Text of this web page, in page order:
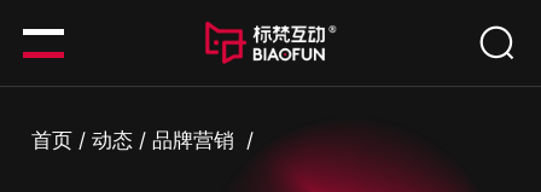
首页 /动态 /品牌营销 /